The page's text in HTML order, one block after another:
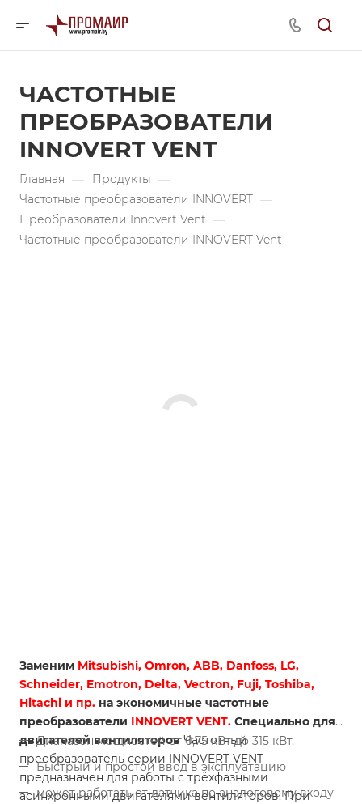
ЧАСТОТНЫЕ
ПРЕОБРАЗОВАТЕЛИ
INNOVERT VENT
Главная — Продукты —
Частотные преобразователи INNOVERT —
Преобразователи Innovert Vent —
Частотные преобразователи INNOVERT Vent
Заменим Mitsubishi, Omron, ABB, Danfoss, LG,
Schneider, Emotron, Delta, Vectron, Fuji, Toshiba,
Hitachi и пр. на экономичные частотные
преобразователи INNOVERT VENT. Cпециально для
двигателей вентиляторов Частотный
преобразователь серии INNOVERT VENT
предназначен для работы с трёхфазными
асинхронными двигателями вентиляторов. При
Диапазон мощностей от 0,75 кВт до 315 кВт.
Быстрый и простой ввод в эксплуатацию
может работать от датчика по аналоговому входу